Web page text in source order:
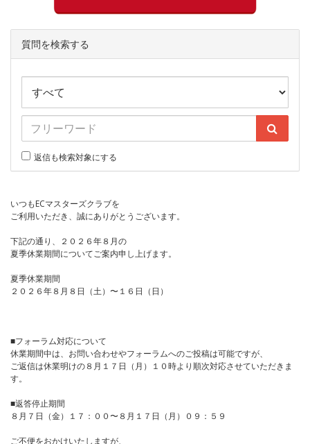
質問を検索する
返信も検索対象にする
いつもECマスターズクラブを
ご利用いただき、誠にありがとうございます。
下記の通り、２０２６年８月の
夏季休業期間についてご案内申し上げます。
夏季休業期間
２０２６年８月８日（土）〜１６日（日）
■フォーラム対応について
休業期間中は、お問い合わせやフォーラムへのご投稿は可能ですが、
ご返信は休業明けの８月１７日（月）１０時より順次対応させていただきま
す。
■返答停止期間
８月７日（金）１７：００〜８月１７日（月）０９：５９
ご不便をおかけいたしますが、